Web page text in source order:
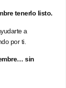
tenerlo listo.
a
por ti.
sin